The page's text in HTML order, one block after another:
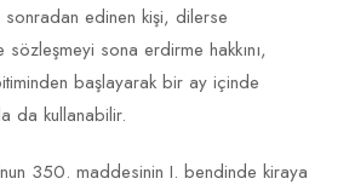
sonradan edinen kişi, dilerse
sona erdirme hakkını,
başlayarak bir ay içinde
da kullanabilir.
350. maddesinin I. bendinde kiraya